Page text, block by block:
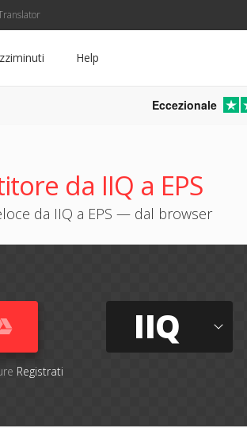
Help
Eccezionale
da IIQ a EPS
da IIQ a EPS — dal browser
Registrati
IIQ